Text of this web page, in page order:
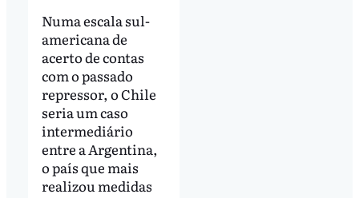
Numa escala sul-
americana de
acerto de contas
com o passado
repressor, o Chile
seria um caso
intermediário
entre a Argentina,
o país que mais
realizou medidas